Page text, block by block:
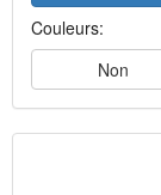
Couleurs:
Non